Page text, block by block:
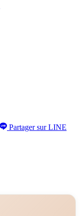
Partager sur LINE